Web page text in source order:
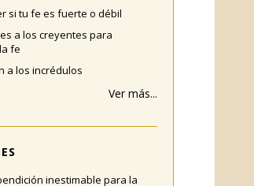
si tu fe es fuerte o débil
a los creyentes para
fe
a los incrédulos
Ver más...
inestimable para la